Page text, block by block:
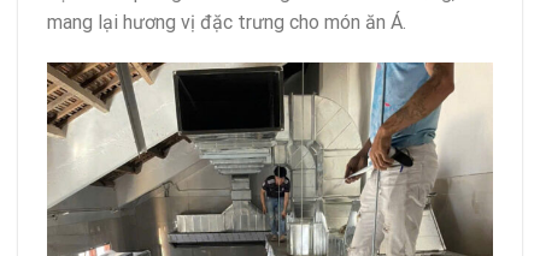
mang lại hương vị đặc trưng cho món ăn Á.